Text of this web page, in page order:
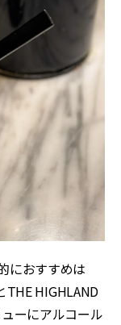
におすすめは
THE HIGHLAND
ューにアルコール